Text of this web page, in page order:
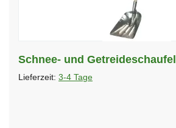
Schnee- und Getreideschaufel
Lieferzeit: 3-4 Tage